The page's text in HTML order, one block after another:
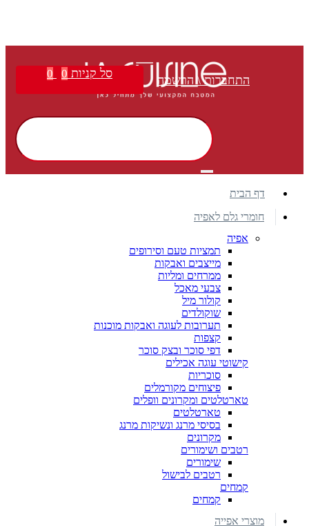
התחברות \ הרשמה סל קניות 0
0
דף הבית
חומרי גלם לאפיה
אפיה
תמציות טעם וסירופים
מייצבים ואבקות
ממרחים ומליות
צבעי מאכל
קולור מיל
שוקולדים
תערובות לעוגה ואבקות מוכנות
קצפות
דפי סוכר ובצק סוכר
קישוטי עוגה אכילים
סוכריות
פיצוחים מקורמלים
טארטלטים ומקרונים וופלים
טארטלטים
בסיסי מרנג ונשיקות מרנג
מקרונים
רטבים ושימורים
שימורים
רטבים לבישול
קמחים
קמחים
מוצרי אפייה